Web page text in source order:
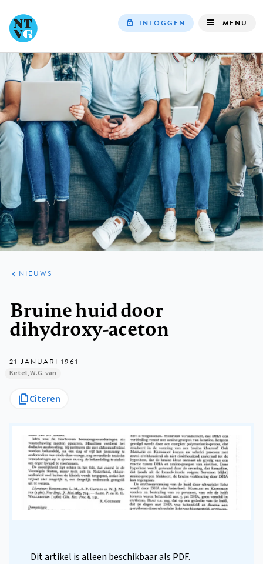
navigation
INLOGGEN MENU
ARTIKELEN
HET
KORT
NIEUWS
Bruine huid door
dihydroxy-aceton
21 JANUARI 1961
Ketel, W.G. van
Citeren
Dit artikel is alleen beschikbaar als PDF.